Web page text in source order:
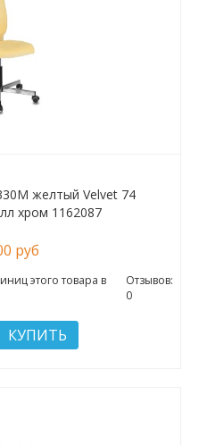
желтый Velvet 74
хром 1162087
руб
этого товара в
Отзывов:
0